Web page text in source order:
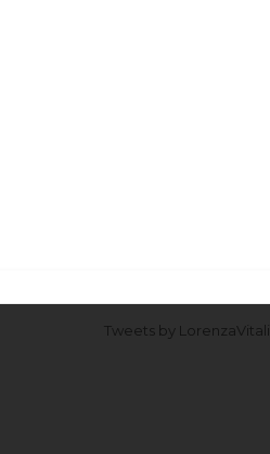
Tweets by LorenzaVitali